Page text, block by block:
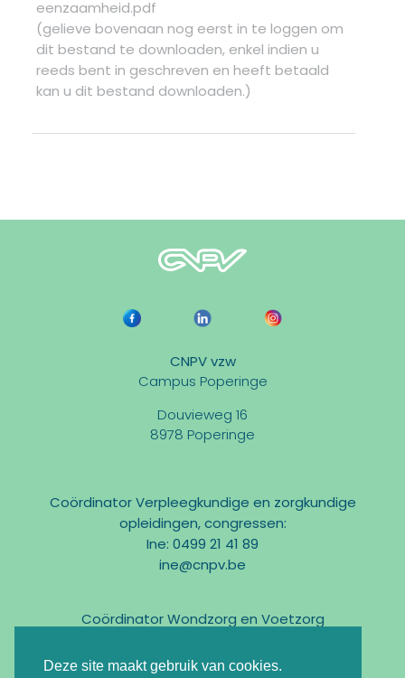
Deze site maakt gebruik van cookies.
eenzaamheid.pdf
(gelieve bovenaan nog eerst in te loggen om
dit bestand te downloaden, enkel indien u
reeds bent in geschreven en heeft betaald
kan u dit bestand downloaden.)
CNPV vzw
Campus Poperinge
Douvieweg 16
8978 Poperinge
Coördinator Verpleegkundige en zorgkundige
opleidingen, congressen:
Ine: 0499 21 41 89
ine@cnpv.be
Coördinator Wondzorg en Voetzorg
marc@cnpv.be